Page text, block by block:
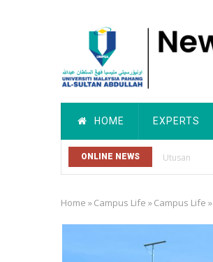
Main
navigation
HOME EXPERTS
ONLINE NEWS Utusan
Breadcrumb
Home »Campus Life »Campus Life »